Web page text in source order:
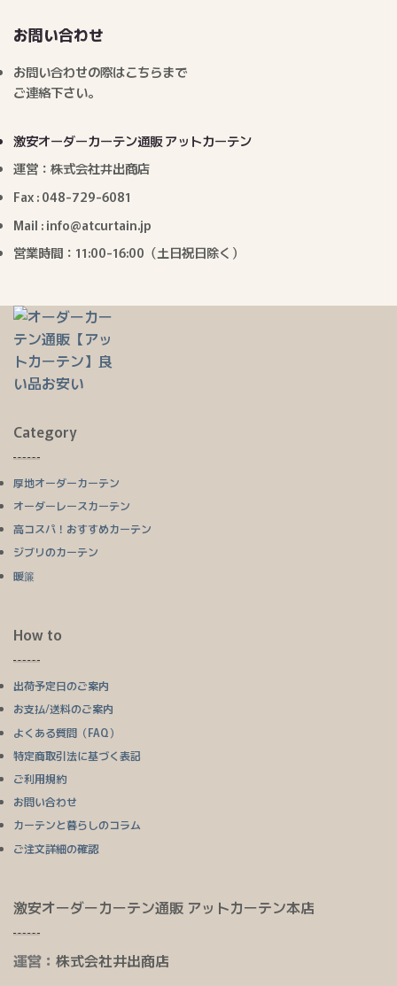
お問い合わせ
お問い合わせの際はこちらまで
ご連絡下さい。
激安オーダーカーテン通販 アットカーテン
運営：株式会社井出商店
Fax : 048-729-6081
Mail : info@atcurtain.jp
営業時間：11:00-16:00（土日祝日除く）
Category
厚地オーダーカーテン
オーダーレースカーテン
高コスパ！おすすめカーテン
ジブリのカーテン
暖簾
How to
出荷予定日のご案内
お支払/送料のご案内
よくある質問（FAQ）
特定商取引法に基づく表記
ご利用規約
お問い合わせ
カーテンと暮らしのコラム
ご注文詳細の確認
激安オーダーカーテン通販 アットカーテン本店
運営： 株式会社井出商店